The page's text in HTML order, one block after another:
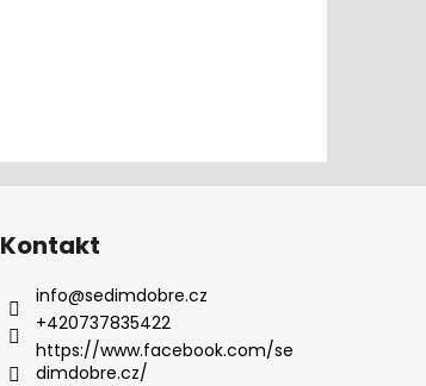
Kontakt
info@sedimdobre.cz
+420737835422
https://www.facebook.com/se
dimdobre.cz/